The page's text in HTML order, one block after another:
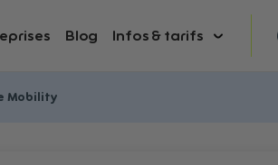
Blog Infos & tarifs
Mobility